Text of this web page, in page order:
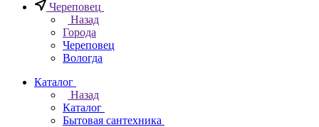
Череповец
Назад
Города
Череповец
Вологда
Каталог
Назад
Каталог
Бытовая сантехника